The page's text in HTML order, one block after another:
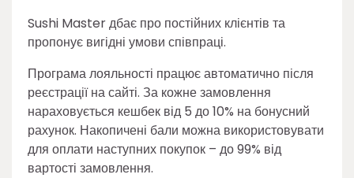
Sushi Master дбає про постійних клієнтів та
пропонує вигідні умови співпраці.
Програма лояльності працює автоматично після
реєстрації на сайті. За кожне замовлення
нараховується кешбек від 5 до 10% на бонусний
рахунок. Накопичені бали можна використовувати
для оплати наступних покупок – до 99% від
вартості замовлення.